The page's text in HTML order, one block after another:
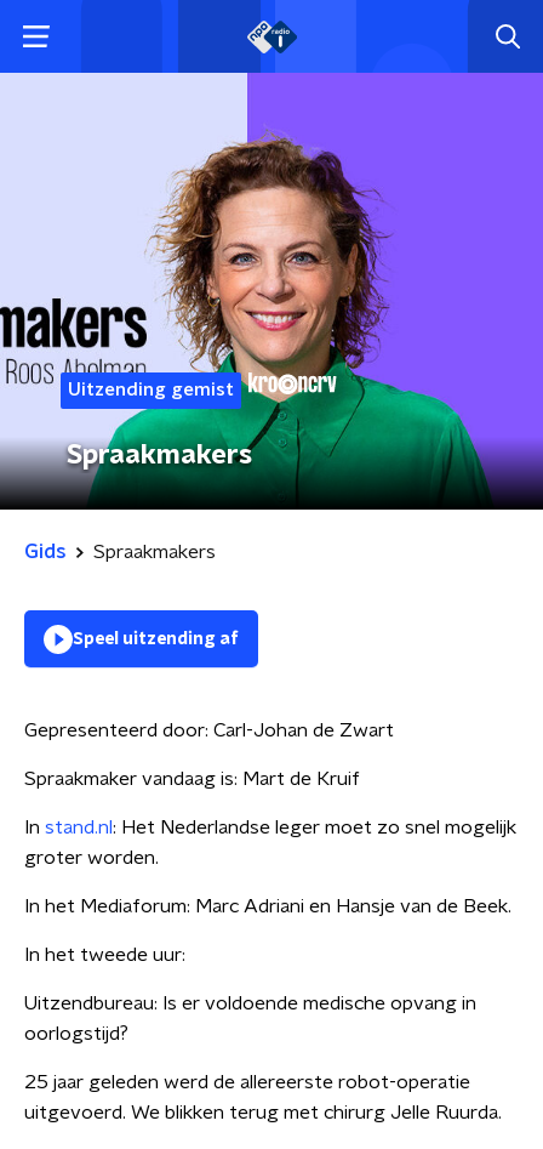
Uitzending gemist
Spraakmakers
Gids Spraakmakers
Speel uitzending af
Gepresenteerd door: Carl-Johan de Zwart
Spraakmaker vandaag is: Mart de Kruif
In stand.nl : Het Nederlandse leger moet zo snel mogelijk
groter worden.
In het Mediaforum: Marc Adriani en Hansje van de Beek.
In het tweede uur:
Uitzendbureau: Is er voldoende medische opvang in
oorlogstijd?
25 jaar geleden werd de allereerste robot-operatie
uitgevoerd. We blikken terug met chirurg Jelle Ruurda.